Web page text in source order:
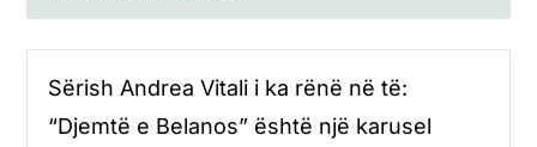
Sërish Andrea Vitali i ka rënë në të:
“Djemtë e Belanos” është një karusel